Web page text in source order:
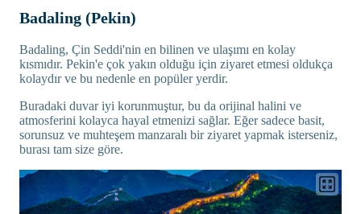
Badaling (Pekin)
Badaling, Çin Seddi'nin en bilinen ve ulaşımı en kolay
kısmıdır. Pekin'e çok yakın olduğu için ziyaret etmesi oldukça
kolaydır ve bu nedenle en popüler yerdir.
Buradaki duvar iyi korunmuştur, bu da orijinal halini ve
atmosferini kolayca hayal etmenizi sağlar. Eğer sadece basit,
sorunsuz ve muhteşem manzaralı bir ziyaret yapmak isterseniz,
burası tam size göre.